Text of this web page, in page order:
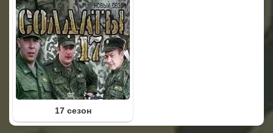
17 сезон